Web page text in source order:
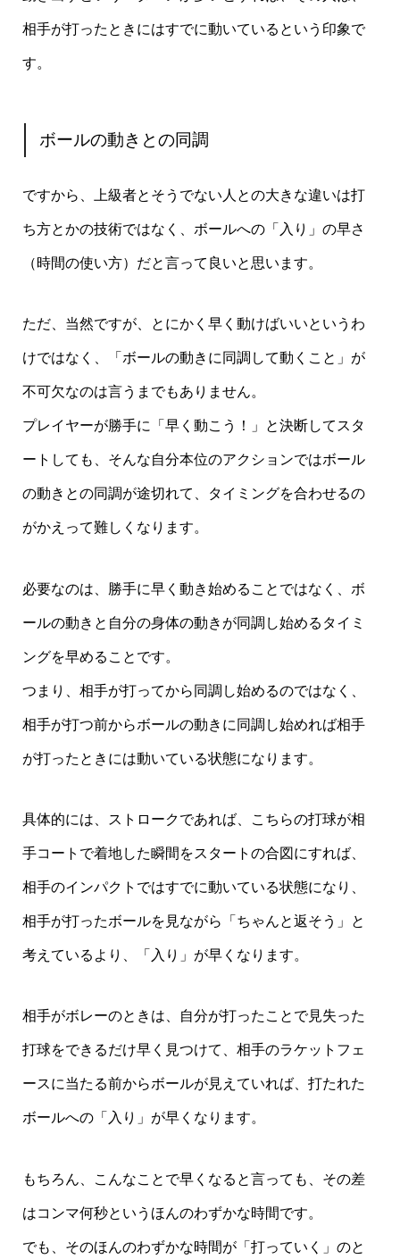
相手が打ったときにはすでに動いているという印象で
す。
ボールの動きとの同調
ですから、上級者とそうでない人との大きな違いは打
ち方とかの技術ではなく、ボールへの「入り」の早さ
（時間の使い方）だと言って良いと思います。
ただ、当然ですが、とにかく早く動けばいいというわ
けではなく、「ボールの動きに同調して動くこと」が
不可欠なのは言うまでもありません。
プレイヤーが勝手に「早く動こう！」と決断してスタ
ートしても、そんな自分本位のアクションではボール
の動きとの同調が途切れて、タイミングを合わせるの
がかえって難しくなります。
必要なのは、勝手に早く動き始めることではなく、ボ
ールの動きと自分の身体の動きが同調し始めるタイミ
ングを早めることです。
つまり、相手が打ってから同調し始めるのではなく、
相手が打つ前からボールの動きに同調し始めれば相手
が打ったときには動いている状態になります。
具体的には、ストロークであれば、こちらの打球が相
手コートで着地した瞬間をスタートの合図にすれば、
相手のインパクトではすでに動いている状態になり、
相手が打ったボールを見ながら「ちゃんと返そう」と
考えているより、「入り」が早くなります。
相手がボレーのときは、自分が打ったことで見失った
打球をできるだけ早く見つけて、相手のラケットフェ
ースに当たる前からボールが見えていれば、打たれた
ボールへの「入り」が早くなります。
もちろん、こんなことで早くなると言っても、その差
はコンマ何秒というほんのわずかな時間です。
でも、そのほんのわずかな時間が「打っていく」のと